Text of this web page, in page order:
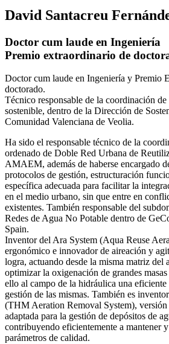
David Santacreu
Doctor cum laude en Ingeniería
Premio extraordinario de
Doctor cum laude en Ingeniería y Premio
doctorado.
Técnico responsable de la coordinación
sostenible, dentro de la Dirección de
Comunidad Valenciana de Veolia.
Ha sido el responsable técnico de la
ordenado de Doble Red Urbana de
AMAEM, además de haberse encargado
protocolos de gestión, estructuración
específica adecuada para facilitar la
en el medio urbano, sin que entre en
existentes. También responsable del
Redes de Agua No Potable dentro de
Spain.
Inventor del Ara System (Aqua Reuse
ergonómico e innovador de aireación y
logra, actuando desde la misma matriz del
optimizar la oxigenación de grandes
ello al campo de la hidráulica una eficiente
gestión de las mismas. También es
(THM Aeration Removal System),
adaptada para la gestión de depósitos de
contribuyendo eficientemente a mantener
parámetros de calidad.